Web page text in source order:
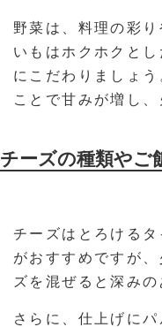
野菜は、料理の彩
いもはホクホクと
にこだわりましょ
ことで甘みが増し
チーズの種類やご
チーズはとろける
がおすすめですが
ズを混ぜると深み
さらに、仕上げに